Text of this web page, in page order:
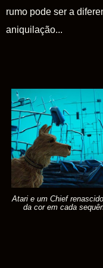
rumo pode ser a
aniquilação...
Atari e um Chief
da cor em cada